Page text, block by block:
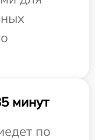
минут
по